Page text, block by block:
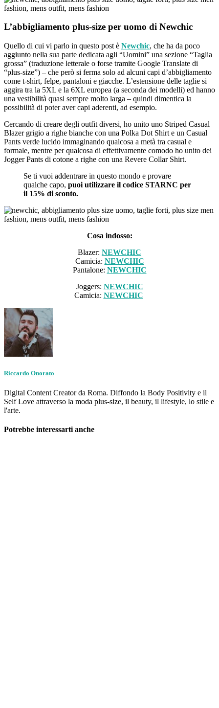
L’abbigliamento plus-size per uomo di Newchic
Quello di cui vi parlo in questo post è Newchic, che ha da poco
aggiunto nella sua parte dedicata agli “Uomini” una sezione “Taglia
grossa” (traduzione letterale o forse tramite Google Translate di
“plus-size”) – che però si ferma solo ad alcuni capi d’abbigliamento
come t-shirt, felpe, pantaloni e giacche. L’estensione delle taglie si
aggira tra la 5XL e la 6XL europea (a seconda dei modelli) ed hanno
una vestibilità quasi sempre molto larga – quindi dimentica la
possibilità di poter aver capi aderenti, ad esempio.
Cercando di creare degli outfit diversi, ho unito uno Striped Casual
Blazer grigio a righe bianche con una Polka Dot Shirt e un Casual
Pants verde lucido immaginando qualcosa a metà tra casual e
formale, mentre per qualcosa di effettivamente comodo ho unito dei
Jogger Pants di cotone a righe con una Revere Collar Shirt.
Se ti vuoi addentrare in questo mondo e provare
qualche capo, puoi utilizzare il codice STARNC per
il 15% di sconto.
Cosa indosso:
Blazer: NEWCHIC
Camicia: NEWCHIC
Pantalone: NEWCHIC
Joggers: NEWCHIC
Camicia: NEWCHIC
Riccardo Onorato
Digital Content Creator da Roma. Diffondo la Body Positivity e il
Self Love attraverso la moda plus-size, il beauty, il lifestyle, lo stile e
l'arte.
Potrebbe interessarti anche